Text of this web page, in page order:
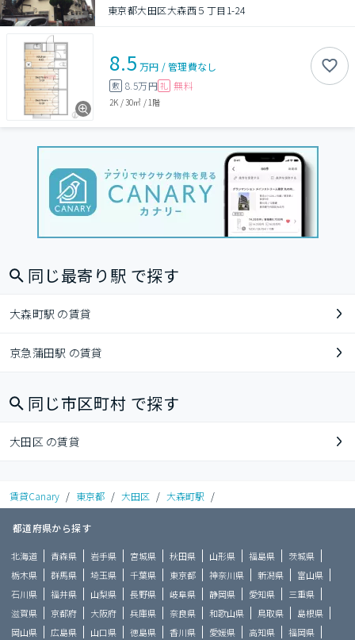
東京都大田区大森西５丁目1-24
8.5 万円 /管理費なし
敷 8.5万円 礼 無料
2K /30㎡ / 1階
同じ最寄り駅 で探す
大森町駅 の賃貸
京急蒲田駅 の賃貸
同じ市区町村 で探す
大田区 の賃貸
賃貸Canary / 東京都 / 大田区 / 大森町駅 /
都道府県から探す
北海道 青森県 岩手県 宮城県 秋田県 山形県 福島県
茨城県
栃木県
群馬県 埼玉県 千葉県 東京都 神奈川県 新潟県
富山県
石川県
福井県 山梨県 長野県 岐阜県 静岡県 愛知県
三重県
滋賀県
京都府 大阪府 兵庫県 奈良県 和歌山県 鳥取県
島根県
岡山県
広島県 山口県 徳島県 香川県 愛媛県 高知県 福岡県